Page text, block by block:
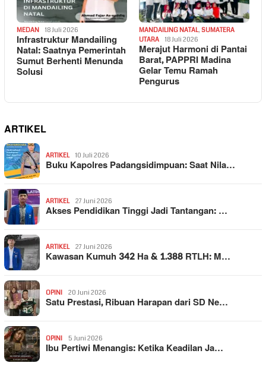
MEDAN 18 Juli 2026
Infrastruktur Mandailing
Natal: Saatnya Pemerintah
Sumut Berhenti Menunda
Solusi
MANDAILING NATAL, SUMATERA
UTARA
18 Juli 2026
Merajut Harmoni di Pantai
Barat, PAPPRI Madina
Gelar Temu Ramah
Pengurus
ARTIKEL
ARTIKEL 10 Juli 2026
Buku Kapolres Padangsidimpuan: Saat Nila…
ARTIKEL 27 Juni 2026
Akses Pendidikan Tinggi Jadi Tantangan: …
ARTIKEL 27 Juni 2026
Kawasan Kumuh 342 Ha & 1.388 RTLH: M…
OPINI 20 Juni 2026
Satu Prestasi, Ribuan Harapan dari SD Ne…
OPINI 5 Juni 2026
Ibu Pertiwi Menangis: Ketika Keadilan Ja…